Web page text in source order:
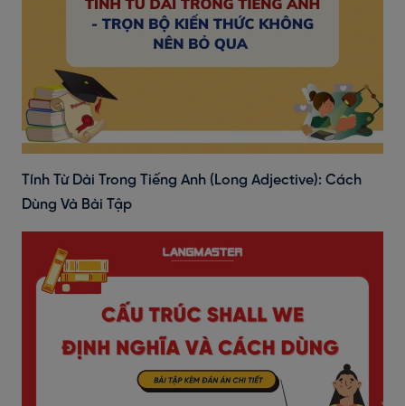
Tính Từ Dài Trong Tiếng Anh (Long Adjective): Cách
Dùng Và Bài Tập